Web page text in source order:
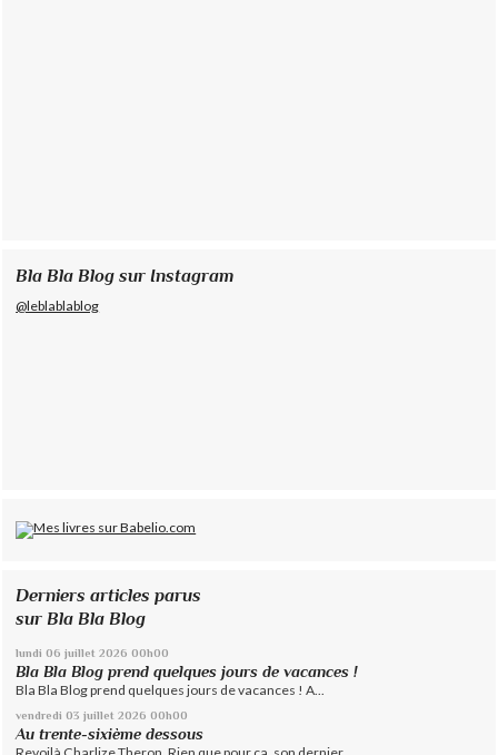
Bla Bla Blog sur Instagram
@leblablablog
Derniers articles parus
sur Bla Bla Blog
lundi 06 juillet 2026 00h00
Bla Bla Blog prend quelques jours de vacances !
Bla Bla Blog prend quelques jours de vacances ! A...
vendredi 03 juillet 2026 00h00
Au trente-sixième dessous